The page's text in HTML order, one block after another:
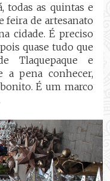
todas as quintas e
feira de artesanato
cidade. É preciso
quase tudo que
Tlaquepaque e
a pena conhecer,
É um marco